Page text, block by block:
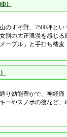
）
のすそ野、7500坪と
別の大正浪漫を感じ
ープル」と手打ち蕎麦
り効能豊かで、神経
ーやスノボの後など